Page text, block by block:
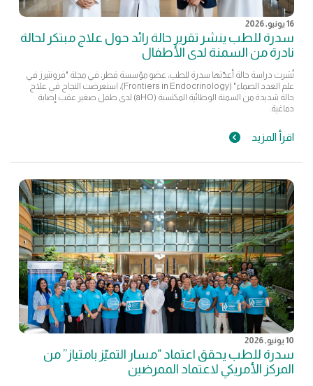
16 يونيو, 2026
سدرة للطب ينشر تقرير حالة رائد حول علاج مبتكر لحالة
نادرة من السمنة لدى الأطفال
نُشرت دراسة حالة أعدّتها سدرة للطب، عضو مؤسسة قطر، في مجلة "فرونتيرز في
علم الغدد الصماء" (Frontiers in Endocrinology)، استعرضت النجاح في علاج
حالة شديدة من السمنة الوطائية المكتسبة (aHO) لدى طفل صغير عقب إصابة
دماغية.
اقرأ المزيد
10 يونيو, 2026
سدرة للطب يحقق اعتماد “مسار التميّز بامتياز” من
المركز الأمريكي لاعتماد الممرضين